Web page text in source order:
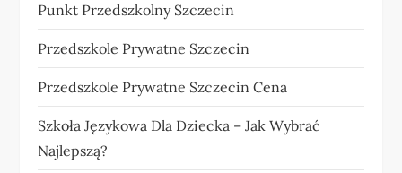
Punkt Przedszkolny Szczecin
Przedszkole Prywatne Szczecin
Przedszkole Prywatne Szczecin Cena
Szkoła Językowa Dla Dziecka – Jak Wybrać
Najlepszą?